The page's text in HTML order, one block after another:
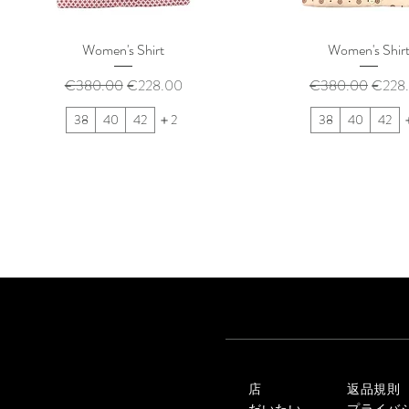
Women's Shirt
通常価格
€380.00セール価格
€228.00
38 40 42 ＋2
Women's Shirt
通常価格
€380.00セー
38 40 42
店
返品規則